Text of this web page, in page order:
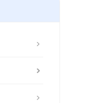
menu_right
menu_right
menu_right